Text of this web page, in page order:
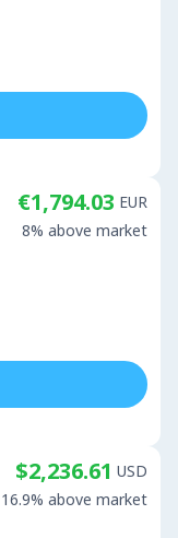
€1,794.03 EUR
8% above market
$2,236.61 USD
16.9% above market